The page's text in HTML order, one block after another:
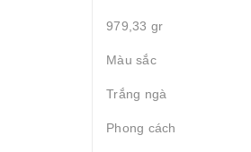
979,33 gr
Màu sắc
Trắng ngà
Phong cách